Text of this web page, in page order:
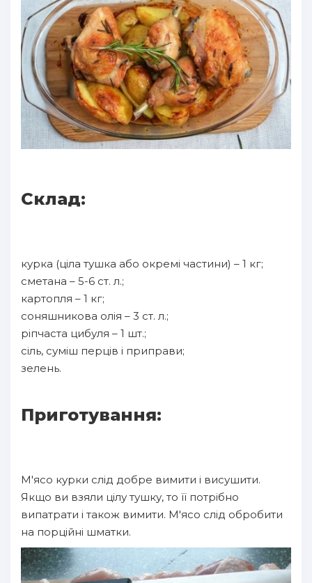
Склад:
курка (ціла тушка або окремі частини) – 1 кг;
сметана – 5-6 ст. л.;
картопля – 1 кг;
соняшникова олія – 3 ст. л.;
ріпчаста цибуля – 1 шт.;
сіль, суміш перців і приправи;
зелень.
Приготування:
М'ясо курки слід добре вимити і висушити.
Якщо ви взяли цілу тушку, то її потрібно
випатрати і також вимити. М'ясо слід обробити
на порційні шматки.